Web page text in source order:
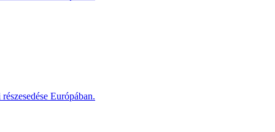
Európában.